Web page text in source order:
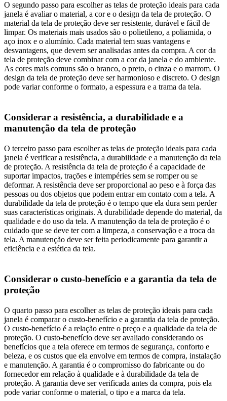
O segundo passo para escolher as telas de proteção ideais para cada
janela é avaliar o material, a cor e o design da tela de proteção. O
material da tela de proteção deve ser resistente, durável e fácil de
limpar. Os materiais mais usados são o polietileno, a poliamida, o
aço inox e o alumínio. Cada material tem suas vantagens e
desvantagens, que devem ser analisadas antes da compra. A cor da
tela de proteção deve combinar com a cor da janela e do ambiente.
As cores mais comuns são o branco, o preto, o cinza e o marrom. O
design da tela de proteção deve ser harmonioso e discreto. O design
pode variar conforme o formato, a espessura e a trama da tela.
Considerar a resistência, a durabilidade e a
manutenção da tela de proteção
O terceiro passo para escolher as telas de proteção ideais para cada
janela é verificar a resistência, a durabilidade e a manutenção da tela
de proteção. A resistência da tela de proteção é a capacidade de
suportar impactos, trações e intempéries sem se romper ou se
deformar. A resistência deve ser proporcional ao peso e à força das
pessoas ou dos objetos que podem entrar em contato com a tela. A
durabilidade da tela de proteção é o tempo que ela dura sem perder
suas características originais. A durabilidade depende do material, da
qualidade e do uso da tela. A manutenção da tela de proteção é o
cuidado que se deve ter com a limpeza, a conservação e a troca da
tela. A manutenção deve ser feita periodicamente para garantir a
eficiência e a estética da tela.
Considerar o custo-benefício e a garantia da tela de
proteção
O quarto passo para escolher as telas de proteção ideais para cada
janela é comparar o custo-benefício e a garantia da tela de proteção.
O custo-benefício é a relação entre o preço e a qualidade da tela de
proteção. O custo-benefício deve ser avaliado considerando os
benefícios que a tela oferece em termos de segurança, conforto e
beleza, e os custos que ela envolve em termos de compra, instalação
e manutenção. A garantia é o compromisso do fabricante ou do
fornecedor em relação à qualidade e à durabilidade da tela de
proteção. A garantia deve ser verificada antes da compra, pois ela
pode variar conforme o material, o tipo e a marca da tela.